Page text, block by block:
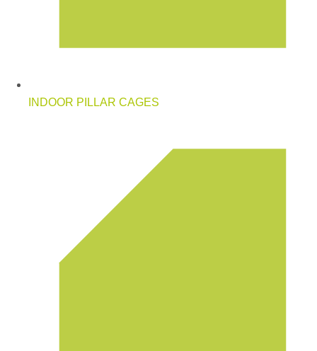
INDOOR PILLAR CAGES